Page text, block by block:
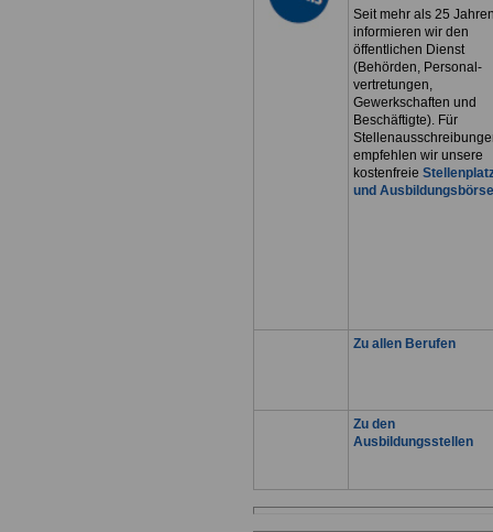
Seit mehr als 25
informieren wir den
öffentlichen Dienst
(Behörden, Personal-
vertretungen,
Gewerkschaften und
Beschäftigte). Für
empfehlen wir unsere
kostenfreie
und Ausbildungsbörse
Zu allen Berufen
Zu den
Ausbildungsstellen